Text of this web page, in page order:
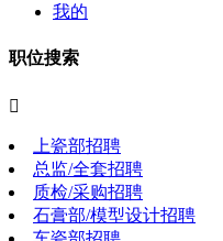
我的
职位搜索

上瓷部招聘
总监/全套招聘
质检/采购招聘
石膏部/模型设计招聘